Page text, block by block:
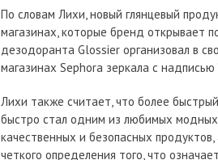
По словам Лихи, новый глянцевый
магазинах, которые бренд открывает
дезодоранта Glossier организовал в
магазинах Sephora зеркала с надписью
Лихи также считает, что более
быстро стал одним из любимых модных
качественных и безопасных
четкого определения того, что